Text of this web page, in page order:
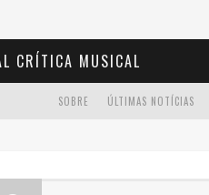
CRÍTICA MUSICAL
ÚLTIMAS NOTÍCIAS
SOBRE